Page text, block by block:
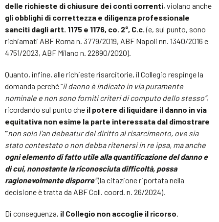
delle richieste di chiusure dei conti correnti, violano anche
gli obblighi di correttezza e diligenza professionale
sanciti dagli artt. 1175 e 1176, co. 2°, C.c.(e, sul punto, sono
richiamati ABF Roma n. 3779/2019, ABF Napoli nn. 1340/2016 e
4751/2023, ABF Milano n. 22890/2020).
Quanto, infine, alle richieste risarcitorie, il Collegio respinge la
domanda perché “il danno è indicato in via puramente
nominale e non sono forniti criteri di computo dello stesso”,
ricordando sul punto che il potere di liquidare il danno in via
equitativa non esime la parte interessata dal dimostrare
“non solo l’an debeatur del diritto al risarcimento, ove sia
stato contestato o non debba ritenersi in re ipsa, ma anche
ogni elemento di fatto utile alla quantificazione del danno e
di cui, nonostante la riconosciuta difficoltà, possa
ragionevolmente disporre“(la citazione riportata nella
decisione è tratta da ABF Coll. coord. n. 26/2024).
Di conseguenza, il Collegio non accoglie il ricorso.